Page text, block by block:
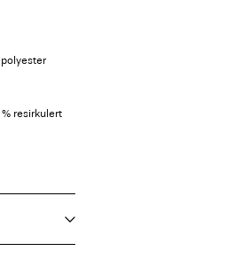
resirkulert